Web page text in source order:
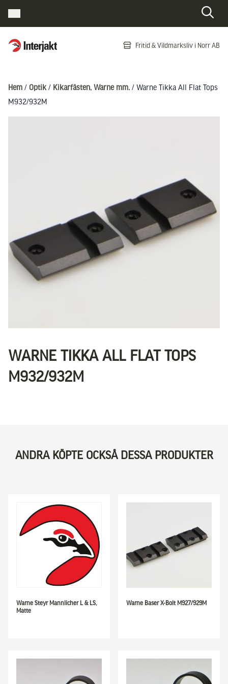
Interjakt SE Fritid & Vildmarksliv i Norr AB
Hem / Optik / Kikarfästen, Warne mm. / Warne Tikka All Flat Tops
M932/932M
WARNE TIKKA ALL FLAT TOPS
M932/932M
ANDRA KÖPTE OCKSÅ DESSA PRODUKTER
Warne Steyr Mannlicher L & LS,
Matte
Warne Baser X-Bolt M927/929M